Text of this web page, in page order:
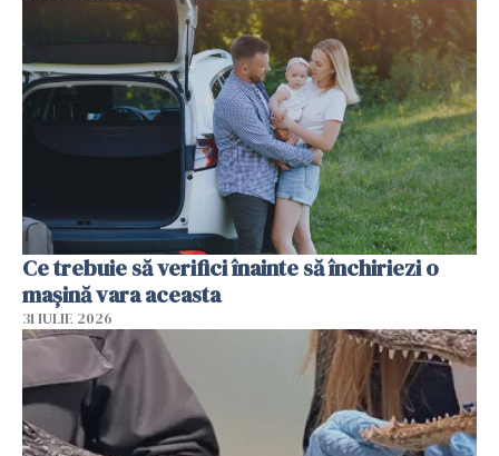
Ce trebuie să verifici înainte să închiriezi o
mașină vara aceasta
31 IULIE 2026